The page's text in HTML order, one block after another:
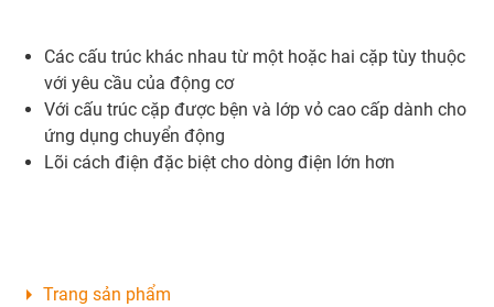
Các cấu trúc khác nhau từ một hoặc hai cặp tùy thuộc
với yêu cầu của động cơ
Với cấu trúc cặp được bện và lớp vỏ cao cấp dành cho
ứng dụng chuyển động
Lõi cách điện đặc biệt cho dòng điện lớn hơn
Trang sản phẩm